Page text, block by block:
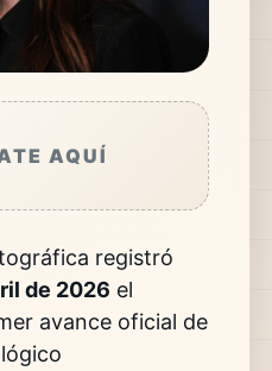
AQUÍ
registró
de 2026 el
avance oficial de